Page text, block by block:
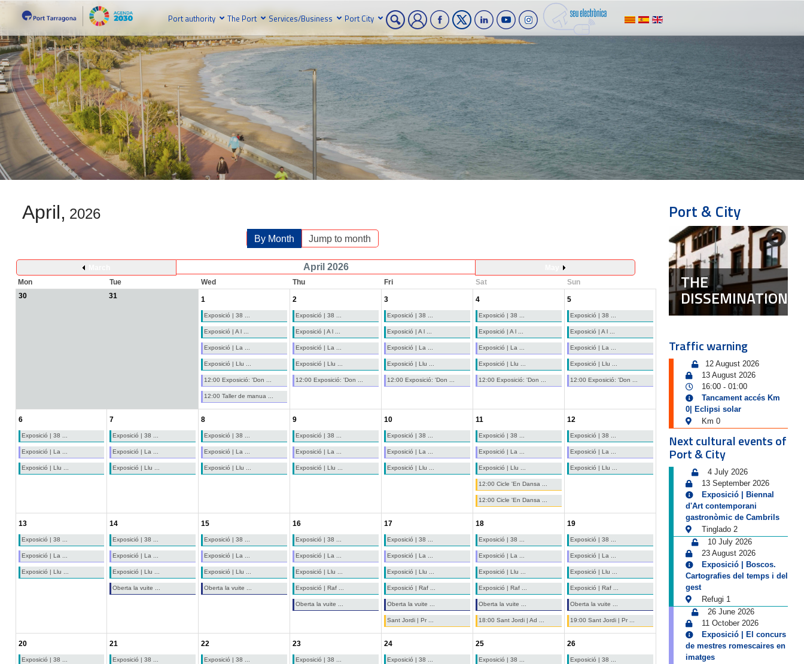
Port authority The Port Services/Business Port City
April, 2026
By Month Jump to month
April 2026
Mon
Tue Wed Thu Fri Sat
Sun
30
31 1
Exposició | 38 ...
Exposició | A l ...
Exposició | La ...
Exposició | Llu ...
12:00 Exposició: 'Don ...
12:00 Taller de manua ...
2
Exposició | 38 ...
Exposició | A l ...
Exposició | La ...
Exposició | Llu ...
12:00 Exposició: 'Don ...
3
Exposició | 38 ...
Exposició | A l ...
Exposició | La ...
Exposició | Llu ...
12:00 Exposició: 'Don ...
4
Exposició | 38 ...
Exposició | A l ...
Exposició | La ...
Exposició | Llu ...
12:00 Exposició: 'Don ...
5
Exposició | 38 ...
Exposició | A l ...
Exposició | La ...
Exposició | Llu ...
12:00 Exposició: 'Don ...
6
Exposició | 38 ...
Exposició | La ...
Exposició | Llu ...
7
Exposició | 38 ...
Exposició | La ...
Exposició | Llu ...
8
Exposició | 38 ...
Exposició | La ...
Exposició | Llu ...
9
Exposició | 38 ...
Exposició | La ...
Exposició | Llu ...
10
Exposició | 38 ...
Exposició | La ...
Exposició | Llu ...
11
Exposició | 38 ...
Exposició | La ...
Exposició | Llu ...
12:00 Cicle 'En Dansa ...
12:00 Cicle 'En Dansa ...
12
Exposició | 38 ...
Exposició | La ...
Exposició | Llu ...
13
Exposició | 38 ...
Exposició | La ...
Exposició | Llu ...
14
Exposició | 38 ...
Exposició | La ...
Exposició | Llu ...
Oberta la vuite ...
15
Exposició | 38 ...
Exposició | La ...
Exposició | Llu ...
Oberta la vuite ...
16
Exposició | 38 ...
Exposició | La ...
Exposició | Llu ...
Exposició | Raf ...
Oberta la vuite ...
17
Exposició | 38 ...
Exposició | La ...
Exposició | Llu ...
Exposició | Raf ...
Oberta la vuite ...
Sant Jordi | Pr ...
18
Exposició | 38 ...
Exposició | La ...
Exposició | Llu ...
Exposició | Raf ...
Oberta la vuite ...
18:00 Sant Jordi | Ad ...
19
Exposició | 38 ...
Exposició | La ...
Exposició | Llu ...
Exposició | Raf ...
Oberta la vuite ...
19:00 Sant Jordi | Pr ...
20
Exposició | 38 ...
21
Exposició | 38 ...
22
Exposició | 38 ...
23
Exposició | 38 ...
24
Exposició | 38 ...
25
Exposició | 38 ...
26
Exposició | 38 ...
Port & City
THE
DISSEMINATION
Traffic warning
12 August 2026
13 August 2026
16:00- 01:00
Tancament accés Km
0| Eclipsi solar
Km 0
Next cultural events of
Port & City
4 July 2026
13 September 2026
Exposició | Biennal
d'Art contemporani
gastronòmic de Cambrils
Tinglado 2
10 July 2026
23 August 2026
Exposició | Boscos.
Cartografies del temps i del
gest
Refugi 1
26 June 2026
11 October 2026
Exposició | El concurs
de mestres romescaires en
imatges